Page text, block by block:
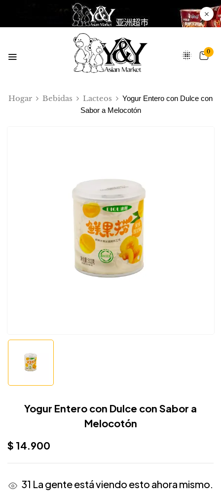
0
Hogar Bebidas Lacteos
Yogur Entero con Dulce con
Sabor a Melocotón
Yogur Entero con Dulce con Sabor a
Melocotón
$ 14.900
31 La gente está viendo esto ahora mismo.